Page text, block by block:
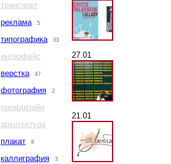
транспорт
реклама
5
типографика 33
интерфейс
верстка
47
фотография 2
промдизайн
архитектура
плакат
8
каллиграфия 3
27.01
21.01